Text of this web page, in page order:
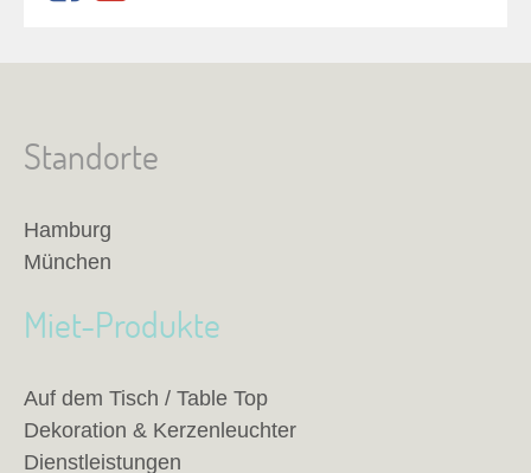
Standorte
Hamburg
München
Miet-Produkte
Auf dem Tisch / Table Top
Dekoration & Kerzenleuchter
Dienstleistungen